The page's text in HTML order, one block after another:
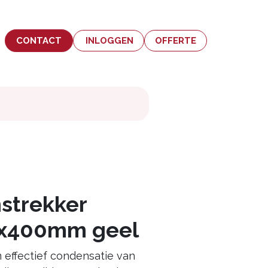
CONTACT INLOGGEN OFFERTE
geel
effectief condensatie van